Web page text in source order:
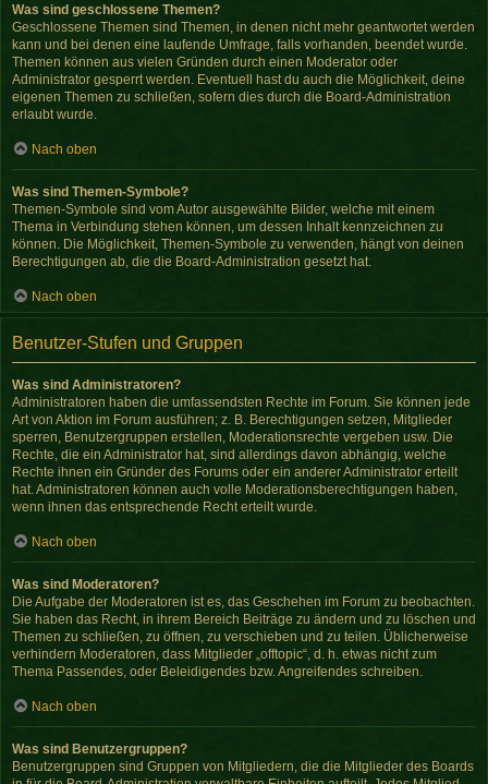
Was sind geschlossene Themen?
Geschlossene Themen sind Themen, in denen nicht mehr geantwortet werden
kann und bei denen eine laufende Umfrage, falls vorhanden, beendet wurde.
Themen können aus vielen Gründen durch einen Moderator oder
Administrator gesperrt werden. Eventuell hast du auch die Möglichkeit, deine
eigenen Themen zu schließen, sofern dies durch die Board-Administration
erlaubt wurde.
Nach oben
Was sind Themen-Symbole?
Themen-Symbole sind vom Autor ausgewählte Bilder, welche mit einem
Thema in Verbindung stehen können, um dessen Inhalt kennzeichnen zu
können. Die Möglichkeit, Themen-Symbole zu verwenden, hängt von deinen
Berechtigungen ab, die die Board-Administration gesetzt hat.
Nach oben
Benutzer-Stufen und Gruppen
Was sind Administratoren?
Administratoren haben die umfassendsten Rechte im Forum. Sie können jede
Art von Aktion im Forum ausführen; z. B. Berechtigungen setzen, Mitglieder
sperren, Benutzergruppen erstellen, Moderationsrechte vergeben usw. Die
Rechte, die ein Administrator hat, sind allerdings davon abhängig, welche
Rechte ihnen ein Gründer des Forums oder ein anderer Administrator erteilt
hat. Administratoren können auch volle Moderationsberechtigungen haben,
wenn ihnen das entsprechende Recht erteilt wurde.
Nach oben
Was sind Moderatoren?
Die Aufgabe der Moderatoren ist es, das Geschehen im Forum zu beobachten.
Sie haben das Recht, in ihrem Bereich Beiträge zu ändern und zu löschen und
Themen zu schließen, zu öffnen, zu verschieben und zu teilen. Üblicherweise
verhindern Moderatoren, dass Mitglieder „offtopic“, d. h. etwas nicht zum
Thema Passendes, oder Beleidigendes bzw. Angreifendes schreiben.
Nach oben
Was sind Benutzergruppen?
Benutzergruppen sind Gruppen von Mitgliedern, die die Mitglieder des Boards